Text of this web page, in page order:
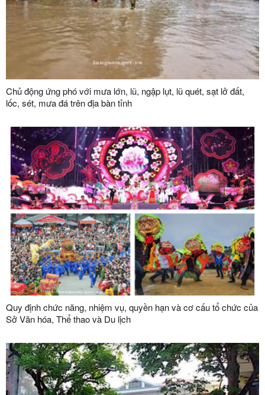
Chủ động ứng phó với mưa lớn, lũ, ngập lụt, lũ quét, sạt lở đất,
lốc, sét, mưa đá trên địa bàn tỉnh
Quy định chức năng, nhiệm vụ, quyền hạn và cơ cấu tổ chức của
Sở Văn hóa, Thể thao và Du lịch